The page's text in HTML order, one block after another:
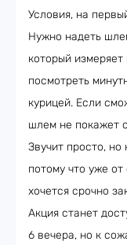
Условия, на
Нужно надеть
который
посмотреть
курицей. Если
шлем не покажет
Звучит просто,
потому что уже
хочется срочно
Акция станет
6 вечера, но к